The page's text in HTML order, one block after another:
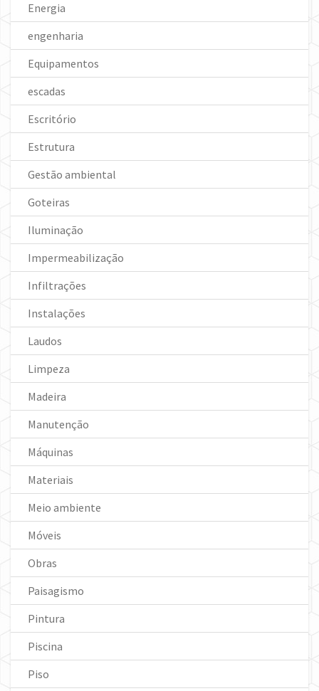
Energia
engenharia
Equipamentos
escadas
Escritório
Estrutura
Gestão ambiental
Goteiras
Iluminação
Impermeabilização
Infiltrações
Instalações
Laudos
Limpeza
Madeira
Manutenção
Máquinas
Materiais
Meio ambiente
Móveis
Obras
Paisagismo
Pintura
Piscina
Piso